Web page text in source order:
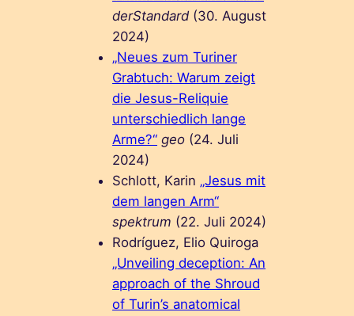
derStandard (30. August
2024)
„Neues zum Turiner
Grabtuch: Warum zeigt
die Jesus-Reliquie
unterschiedlich lange
Arme?“ geo (24. Juli
2024)
Schlott, Karin „Jesus mit
dem langen Arm“
spektrum (22. Juli 2024)
Rodríguez, Elio Quiroga
„Unveiling deception: An
approach of the Shroud
of Turin’s anatomical